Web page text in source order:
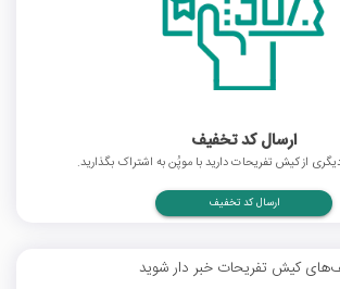
ارسال کد تخفیف
از کیش تفریحات دارید با موپُن به اشتراک بگذارید.
ارسال کد تخفیف
کیش تفریحات خبر دار شوید